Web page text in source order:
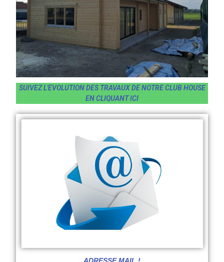
SUIVEZ L'EVOLUTION DES TRAVAUX DE NOTRE CLUB HOUSE
EN CLIQUANT ICI